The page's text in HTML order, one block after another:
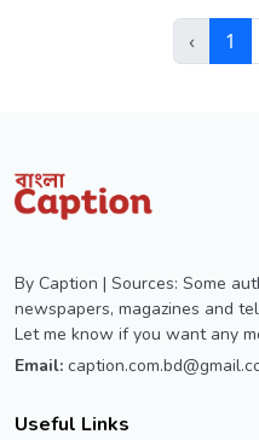
‹ 1
By Caption | Sources: Some
newspapers, magazines and
Let me know if you want any
Email:
Useful Links